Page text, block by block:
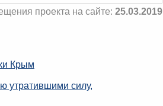
проекта на сайте: 25.03.2019
Крым
утратившими силу,